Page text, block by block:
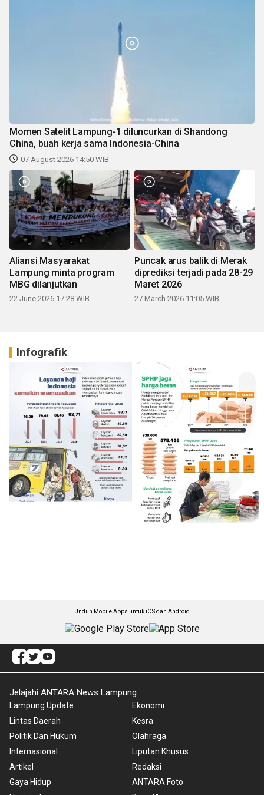
Momen Satelit Lampung-1 diluncurkan di Shandong
China, buah kerja sama Indonesia-China
07 August 2026 14:50 WIB
Aliansi Masyarakat
Lampung minta program
MBG dilanjutkan
22 June 2026 17:28 WIB
Puncak arus balik di Merak
diprediksi terjadi pada 28-29
Maret 2026
27 March 2026 11:05 WIB
Infografik
Unduh Mobile Apps untuk iOS dan Android
Jelajahi ANTARA News Lampung
Lampung Update
Lintas Daerah
Politik Dan Hukum
Internasional
Artikel
Gaya Hidup
Ekonomi
Kesra
Olahraga
Liputan Khusus
Redaksi
ANTARA Foto